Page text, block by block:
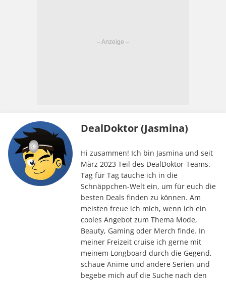
DealDoktor (Jasmina)
Hi zusammen! Ich bin Jasmina und seit
März 2023 Teil des DealDoktor-Teams.
Tag für Tag tauche ich in die
Schnäppchen-Welt ein, um für euch die
besten Deals finden zu können. Am
meisten freue ich mich, wenn ich ein
cooles Angebot zum Thema Mode,
Beauty, Gaming oder Merch finde. In
meiner Freizeit cruise ich gerne mit
meinem Longboard durch die Gegend,
schaue Anime und andere Serien und
begebe mich auf die Suche nach den